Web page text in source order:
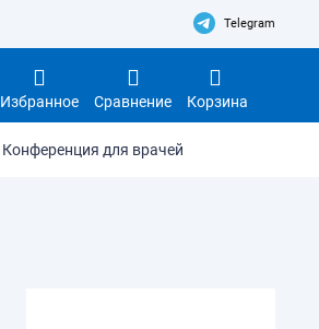
Telegram
Избранное Сравнение Корзина
Конференция для врачей